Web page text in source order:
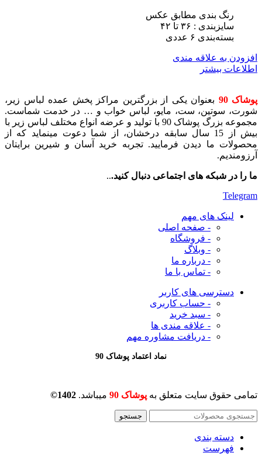
رنگ بندی مطابق عکس
سایزبندی : ٣۶ تا ۴٢
بسته‌بندی ۶ عددی
افزودن به علاقه مندی
اطلاعات بیشتر
پوشاک 90
بعنوان یکی از بزرگترین مراکز پخش عمده لباس زیر،
شورت، سوتین، ست، مایو، لباس خواب و … در خدمت شماست.
مجموعه بزرگ پوشاک 90 با تولید و عرضه انواع مختلف لباس زیر با
بیش از 15 سال سابقه درخشان، از شما دعوت مینماید که از
محصولات ما دیدن فرمایید. تجربه خرید آسان و شیرین برایتان
آرزومندیم.
ما را در شبکه های اجتماعی دنبال کنید...
Telegram
لینک های مهم
- صفحه اصلی
- فروشگاه
- وبلاگ
- درباره ما
- تماس با ما
دسترسی های کاربر
- حساب کاربری
- سبد خرید
- علاقه مندی ها
- دریافت مشاوره مهم
نماد اعتماد پوشاک 90
تمامی حقوق سایت متعلق به پوشاک 90 میباشد. 1402©
جستجو
دسته بندی
فهرست